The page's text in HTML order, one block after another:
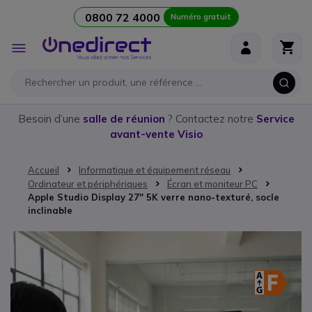
0800 72 4000 Numéro gratuit
Affichage
navigation
Besoin d’une salle de réunion ? Contactez notre Service
avant-vente Visio
Accueil
Informatique et équipement réseau
Ordinateur et périphériques
Écran et moniteur PC
Apple Studio Display 27'' 5K verre nano-texturé, socle
inclinable
Passer à la fin de la galerie d’images